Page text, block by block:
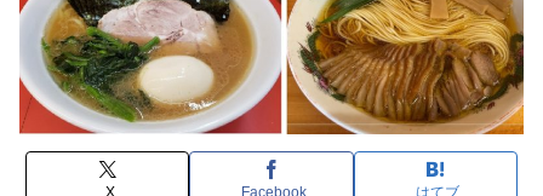
X Facebook はてブ